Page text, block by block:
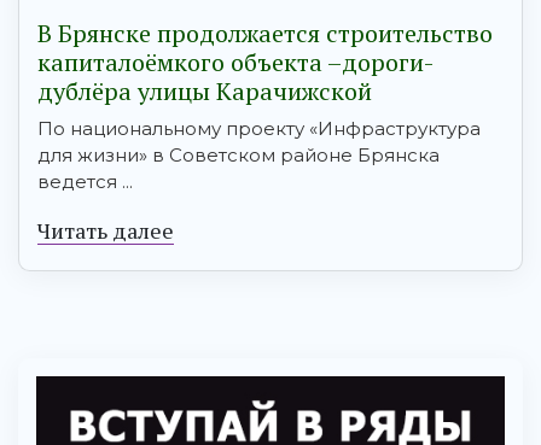
В Брянске продолжается строительство
капиталоёмкого объекта –дороги-
дублёра улицы Карачижской
По национальному проекту «Инфраструктура
для жизни» в Советском районе Брянска
ведется ...
Читать далее